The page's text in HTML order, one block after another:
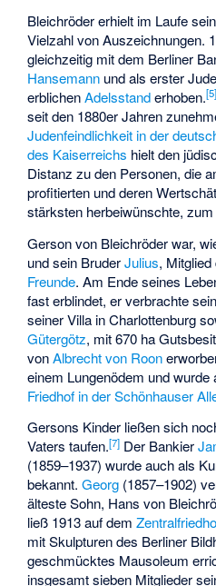
Bleichröder erhielt im Laufe
Vielzahl von Auszeichnungen.
gleichzeitig mit dem Berliner
Hansemann und als erster
erblichenAdelsstanderhoben.[5]
seit den 1880er Jahren
Judenfeindlichkeit in der
des Kaiserreichs hielt den
Distanz zu den Personen, die
profitierten und deren
stärksten herbeiwünschte, zum
Gerson von Bleichröder war,
und sein BruderJulius,
Freunde. Am Ende seines
fast erblindet, er verbrachte
seiner Villa in Charlottenburg
Gütergötz, mit 670 ha
vonAlbrecht von Roon
einem Lungenödem und
Friedhof in der Schönhauser
Gersons Kinder ließen sich
Vaters taufen.[7] Der Bankier
(1859–1937) wurde auch als
bekannt.Georg (1857–1902)
älteste Sohn, Hans von
ließ 1913 auf dem
mit Skulpturen des Berliner
geschmücktes Mausoleum
insgesamt sieben Mitglieder